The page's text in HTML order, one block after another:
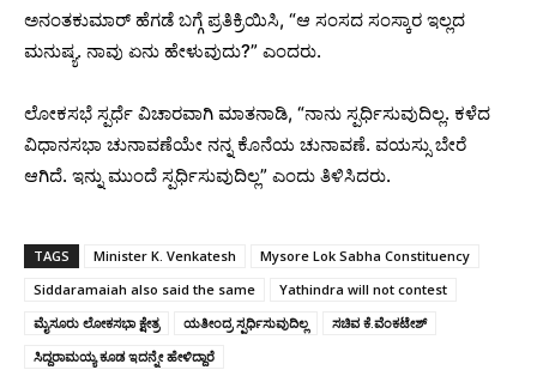
ಅನಂತಕುಮಾರ್ ಹೆಗಡೆ ಬಗ್ಗೆ ಪ್ರತಿಕ್ರಿಯಿಸಿ, “ಆ ಸಂಸದ ಸಂಸ್ಕಾರ ಇಲ್ಲದ
ಮನುಷ್ಯ. ನಾವು ಏನು ಹೇಳುವುದು?”‌ ಎಂದರು.
ಲೋಕಸಭೆ ಸ್ಪರ್ಧೆ ವಿಚಾರವಾಗಿ ಮಾತನಾಡಿ, “ನಾನು ಸ್ಪರ್ಧಿಸುವುದಿಲ್ಲ. ಕಳೆದ
ವಿಧಾನಸಭಾ ಚುನಾವಣೆಯೇ ನನ್ನ ಕೊನೆಯ ಚುನಾವಣೆ. ವಯಸ್ಸು ಬೇರೆ
ಆಗಿದೆ. ಇನ್ನು ಮುಂದೆ ಸ್ಪರ್ಧಿಸುವುದಿಲ್ಲ” ಎಂದು ತಿಳಿಸಿದರು.
TAGS Minister K. Venkatesh
Mysore Lok Sabha Constituency
Siddaramaiah also said the same
Yathindra will not contest
ಮೈಸೂರು ಲೋಕಸಭಾ ಕ್ಷೇತ್ರ
ಯತೀಂದ್ರ ಸ್ಪರ್ಧಿಸುವುದಿಲ್ಲ
ಸಚಿವ ಕೆ.ವೆಂಕಟೇಶ್
ಸಿದ್ದರಾಮಯ್ಯ ಕೂಡ ಇದನ್ನೇ ಹೇಳಿದ್ದಾರೆ